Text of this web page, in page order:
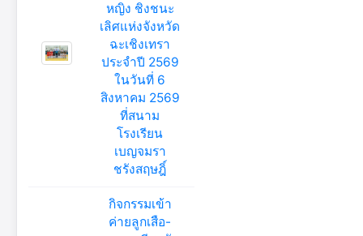
หญิง ชิงชนะ
เลิศแห่งจังหวัด
ฉะเชิงเทรา
ประจำปี 2569
ในวันที่ 6
สิงหาคม 2569
ที่สนาม
โรงเรียน
เบญจมรา
ชรังสฤษฎิ์
กิจกรรมเข้า
ค่ายลูกเสือ-